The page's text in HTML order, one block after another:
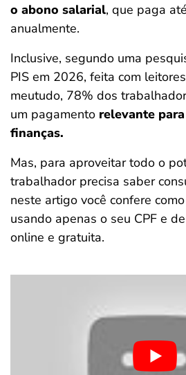
o abono salarial, que paga
anualmente.
Inclusive, segundo uma
PIS em 2026, feita com
meutudo, 78% dos
um pagamento relevante
finanças.
Mas, para aproveitar todo o
trabalhador precisa saber
neste artigo você confere
usando apenas o seu CPF e
online e gratuita.